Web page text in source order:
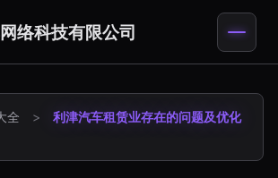
络科技有限公司
全 >
利津汽车租赁业存在的问题及优化